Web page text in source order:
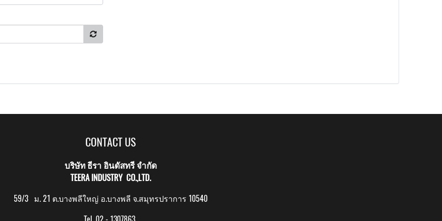
CONTACT US
บริษัท ธีรา อินดัสทรี จำกัด
TEERA INDUSTRY CO.,LTD.
59/3 ม. 21 ต.บางพลีใหญ่ อ.บางพลี จ.สมุทรปราการ 10540